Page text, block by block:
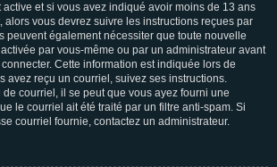
active et si vous avez indiqué avoir moins de 13 ans
alors vous devrez suivre les instructions reçues par
peuvent également nécessiter que toute nouvelle
par vous-même ou par un administrateur avant
Cette information est indiquée lors de
avez reçu un courriel, suivez ses instructions.
de courriel, il se peut que vous ayez fourni une
le courriel ait été traité par un filtre anti-spam. Si
courriel fournie, contactez un administrateur.